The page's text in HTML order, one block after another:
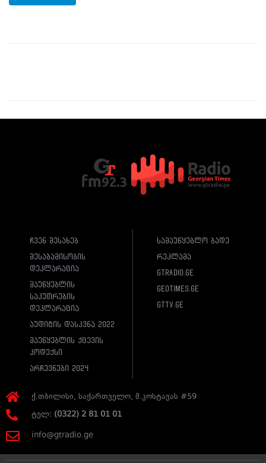
ჩვენ შესახებ
შესაბამისობის
დეკლარაცია
მაუწყებლის
საკუთრების
დეკლარაცია
აუდიტის დასკვნა 2022
მაუწყებლის ქცევის
კოდექსი
არჩევნები 2024
სამაუწყებლო ბადე
რეკლამა
gtradio.ge
geotimes.ge
gttv.ge
ქ.თბილისი, საქართველო, მ.კოსტავას #59
ტელ: (0322) 2 81 01 01
info@gtradio.ge